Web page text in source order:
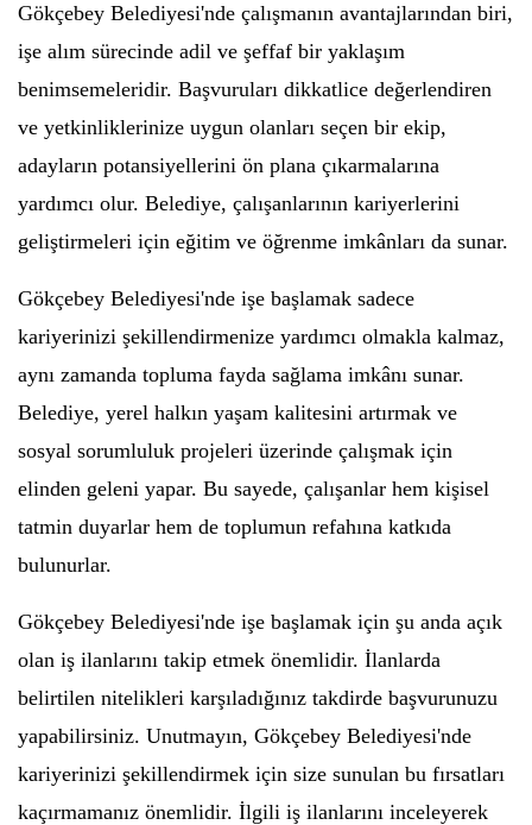
Gökçebey Belediyesi'nde çalışmanın avantajlarından biri,
işe alım sürecinde adil ve şeffaf bir yaklaşım
benimsemeleridir. Başvuruları dikkatlice değerlendiren
ve yetkinliklerinize uygun olanları seçen bir ekip,
adayların potansiyellerini ön plana çıkarmalarına
yardımcı olur. Belediye, çalışanlarının kariyerlerini
geliştirmeleri için eğitim ve öğrenme imkânları da sunar.
Gökçebey Belediyesi'nde işe başlamak sadece
kariyerinizi şekillendirmenize yardımcı olmakla kalmaz,
aynı zamanda topluma fayda sağlama imkânı sunar.
Belediye, yerel halkın yaşam kalitesini artırmak ve
sosyal sorumluluk projeleri üzerinde çalışmak için
elinden geleni yapar. Bu sayede, çalışanlar hem kişisel
tatmin duyarlar hem de toplumun refahına katkıda
bulunurlar.
Gökçebey Belediyesi'nde işe başlamak için şu anda açık
olan iş ilanlarını takip etmek önemlidir. İlanlarda
belirtilen nitelikleri karşıladığınız takdirde başvurunuzu
yapabilirsiniz. Unutmayın, Gökçebey Belediyesi'nde
kariyerinizi şekillendirmek için size sunulan bu fırsatları
kaçırmamanız önemlidir. İlgili iş ilanlarını inceleyerek